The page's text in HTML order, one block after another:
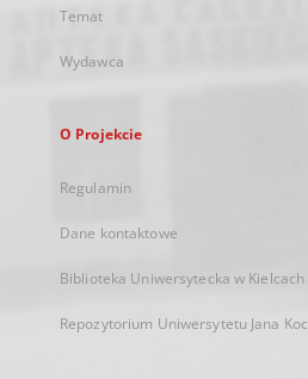
Temat
Wydawca
O Projekcie
Regulamin
Dane kontaktowe
Biblioteka Uniwersytecka w Kielcach
Repozytorium Uniwersytetu Jana